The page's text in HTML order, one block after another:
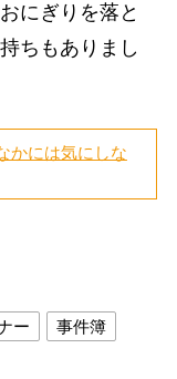
にぎりを落と
ちもありまし
かには気にしな
ー
事件簿